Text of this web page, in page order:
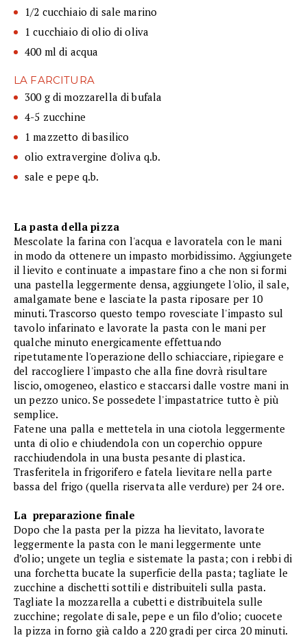
1/2 cucchiaio di sale marino
1 cucchiaio di olio di oliva
400 ml di acqua
LA FARCITURA
300 g di mozzarella di bufala
4-5 zucchine
1 mazzetto di basilico
olio extravergine d'oliva q.b.
sale e pepe q.b.
La pasta della pizza
Mescolate la farina con l'acqua e lavoratela con le mani
in modo da ottenere un impasto morbidissimo. Aggiungete
il lievito e continuate a impastare fino a che non si formi
una pastella leggermente densa, aggiungete l'olio, il sale,
amalgamate bene e lasciate la pasta riposare per 10
minuti. Trascorso questo tempo rovesciate l'impasto sul
tavolo infarinato e lavorate la pasta con le mani per
qualche minuto energicamente effettuando
ripetutamente l'operazione dello schiacciare, ripiegare e
del raccogliere l'impasto che alla fine dovrà risultare
liscio, omogeneo, elastico e staccarsi dalle vostre mani in
un pezzo unico. Se possedete l'impastatrice tutto è più
semplice.
Fatene una palla e mettetela in una ciotola leggermente
unta di olio e chiudendola con un coperchio oppure
racchiudendola in una busta pesante di plastica.
Trasferitela in frigorifero e fatela lievitare nella parte
bassa del frigo (quella riservata alle verdure) per 24 ore.
La preparazione finale
Dopo che la pasta per la pizza ha lievitato, lavorate
leggermente la pasta con le mani leggermente unte
d’olio; ungete un teglia e sistemate la pasta; con i rebbi di
una forchetta bucate la superficie della pasta; tagliate le
zucchine a dischetti sottili e distribuiteli sulla pasta.
Tagliate la mozzarella a cubetti e distribuitela sulle
zucchine; regolate di sale, pepe e un filo d’olio; cuocete
la pizza in forno già caldo a 220 gradi per circa 20 minuti.